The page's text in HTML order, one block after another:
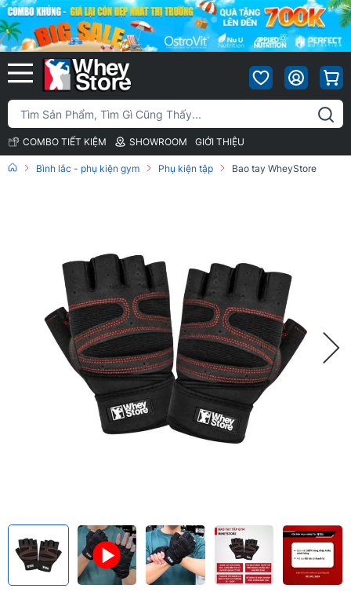
COMBO TIẾT KIỆM SHOWROOM GIỚI THIỆU
Bình lắc - phụ kiện gym Phụ kiện tập Bao tay WheyStore